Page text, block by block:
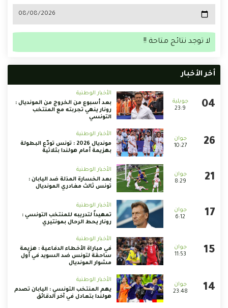
لا توجد نتائج متاحة !!
أخر الأخبار
23:9
الأخبار الوطنية
بعد أسبوع من الخروج من المونديال :
رونار ينهي تجربته مع المنتخب
التونسي
10:27
الأخبار الوطنية
مونديال 2026 : تونس تودّع البطولة
بهزيمة أمام هولندا بثلاثية
8:29
الأخبار الوطنية
بعد الخسارة المذلة ضد اليابان :
تونس ثالث مغادري المونديال
6:12
الأخبار الوطنية
تمهيداً لتدريبه للمنتخب التونسي :
رونار يحط الرحال بمونتيري
11:53
الأخبار الوطنية
في مباراة الأخطاء الدفاعية : هزيمة
ساحقة لتونس ضد السويد في أول
مشوار المونديال
23:48
الأخبار الوطنية
يهم المنتخب التونسي : اليابان تصدم
هولندا بتعادل في آخر الدقائق